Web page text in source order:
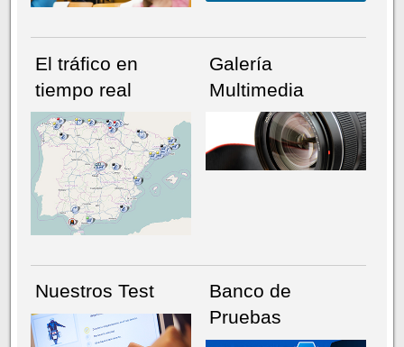
NÚMERO ACTUALHEMEROTECA
El tráfico en
tiempo real
Galería
Multimedia
Nuestros Test
Banco de
Pruebas